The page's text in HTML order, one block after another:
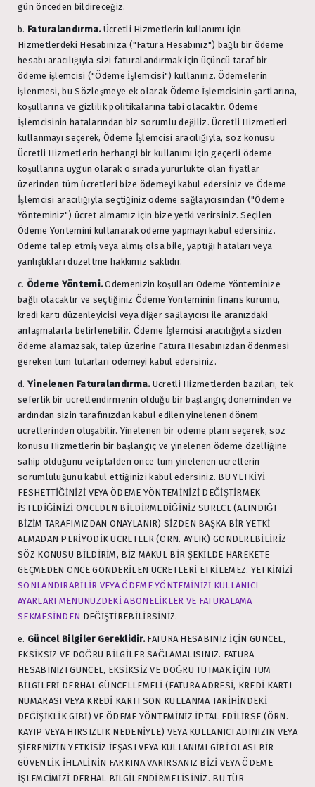
gün önceden bildireceğiz.
b. Faturalandırma.Ücretli Hizmetlerin kullanımı için
Hizmetlerdeki Hesabınıza ("Fatura Hesabınız") bağlı bir ödeme
hesabı aracılığıyla sizi faturalandırmak için üçüncü taraf bir
ödeme işlemcisi ("Ödeme İşlemcisi") kullanırız. Ödemelerin
işlenmesi, bu Sözleşmeye ek olarak Ödeme İşlemcisinin şartlarına,
koşullarına ve gizlilik politikalarına tabi olacaktır. Ödeme
İşlemcisinin hatalarından biz sorumlu değiliz. Ücretli Hizmetleri
kullanmayı seçerek, Ödeme İşlemcisi aracılığıyla, söz konusu
Ücretli Hizmetlerin herhangi bir kullanımı için geçerli ödeme
koşullarına uygun olarak o sırada yürürlükte olan fiyatlar
üzerinden tüm ücretleri bize ödemeyi kabul edersiniz ve Ödeme
İşlemcisi aracılığıyla seçtiğiniz ödeme sağlayıcısından ("Ödeme
Yönteminiz") ücret almamız için bize yetki verirsiniz. Seçilen
Ödeme Yöntemini kullanarak ödeme yapmayı kabul edersiniz.
Ödeme talep etmiş veya almış olsa bile, yaptığı hataları veya
yanlışlıkları düzeltme hakkımız saklıdır.
c. Ödeme Yöntemi.Ödemenizin koşulları Ödeme Yönteminize
bağlı olacaktır ve seçtiğiniz Ödeme Yönteminin finans kurumu,
kredi kartı düzenleyicisi veya diğer sağlayıcısı ile aranızdaki
anlaşmalarla belirlenebilir. Ödeme İşlemcisi aracılığıyla sizden
ödeme alamazsak, talep üzerine Fatura Hesabınızdan ödenmesi
gereken tüm tutarları ödemeyi kabul edersiniz.
d. Yinelenen Faturalandırma.Ücretli Hizmetlerden bazıları, tek
seferlik bir ücretlendirmenin olduğu bir başlangıç döneminden ve
ardından sizin tarafınızdan kabul edilen yinelenen dönem
ücretlerinden oluşabilir. Yinelenen bir ödeme planı seçerek, söz
konusu Hizmetlerin bir başlangıç ve yinelenen ödeme özelliğine
sahip olduğunu ve iptalden önce tüm yinelenen ücretlerin
sorumluluğunu kabul ettiğinizi kabul edersiniz. BU YETKİYİ
FESHETTİĞİNİZİ VEYA ÖDEME YÖNTEMİNİZİ DEĞİŞTİRMEK
İSTEDİĞİNİZİ ÖNCEDEN BİLDİRMEDİĞİNİZ SÜRECE (ALINDIĞI
BİZİM TARAFIMIZDAN ONAYLANIR) SİZDEN BAŞKA BİR YETKİ
ALMADAN PERİYODİK ÜCRETLER (ÖRN. AYLIK) GÖNDEREBİLİRİZ
SÖZ KONUSU BİLDİRİM, BİZ MAKUL BİR ŞEKİLDE HAREKETE
GEÇMEDEN ÖNCE GÖNDERİLEN ÜCRETLERİ ETKİLEMEZ. YETKİNİZİ
SONLANDIRABİLİR VEYA ÖDEME YÖNTEMİNİZİ KULLANICI
AYARLARI MENÜNÜZDEKİ ABONELİKLER VE FATURALAMA
SEKMESİNDEN DEĞİŞTİREBİLİRSİNİZ.
e. Güncel Bilgiler Gereklidir.FATURA HESABINIZ İÇİN GÜNCEL,
EKSİKSİZ VE DOĞRU BİLGİLER SAĞLAMALISINIZ. FATURA
HESABINIZI GÜNCEL, EKSİKSİZ VE DOĞRU TUTMAK İÇİN TÜM
BİLGİLERİ DERHAL GÜNCELLEMELİ (FATURA ADRESİ, KREDİ KARTI
NUMARASI VEYA KREDİ KARTI SON KULLANMA TARİHİNDEKİ
DEĞİŞİKLİK GİBİ) VE ÖDEME YÖNTEMİNİZ İPTAL EDİLİRSE (ÖRN.
KAYIP VEYA HIRSIZLIK NEDENİYLE) VEYA KULLANICI ADINIZIN VEYA
ŞİFRENİZİN YETKİSİZ İFŞASI VEYA KULLANIMI GİBİ OLASI BİR
GÜVENLİK İHLALİNİN FARKINA VARIRSANIZ BİZİ VEYA ÖDEME
İŞLEMCİMİZİ DERHAL BİLGİLENDİRMELİSİNİZ. BU TÜR